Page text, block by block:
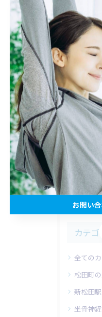
足柄上郡で坐骨神経痛を
足柄上郡で脊柱管狭窄症に
足柄上郡で身体の歪みを整
松田町の腰痛 新松田駅の腰痛
< 前のページ
カテゴ
全ての
松田町
新松田
坐骨神
お問い
お問い